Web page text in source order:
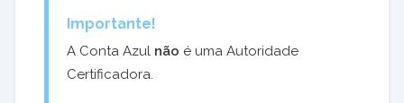
Importante!
A Conta Azul não é uma Autoridade
Certificadora.